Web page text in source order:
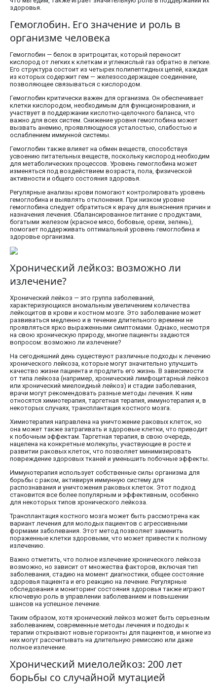
здоровья.
Гемоглобин. Его значение и роль в
организме человека
Гемоглобин — белок в эритроцитах, который переносит
кислород от легких к клеткам и углекислый газ обратно в легкие.
Его структура состоит из четырех полипептидных цепей, каждая
из которых содержит гем — железосодержащее соединение,
позволяющее связываться с кислородом.
Гемоглобин критически важен для организма. Он обеспечивает
клетки кислородом, необходимым для функционирования, и
участвует в поддержании кислотно-щелочного баланса, что
важно для всех систем. Снижение уровня гемоглобина может
вызвать анемию, проявляющуюся усталостью, слабостью и
ослаблением иммунной системы.
Гемоглобин также влияет на обмен веществ, способствуя
усвоению питательных веществ, поскольку кислород необходим
для метаболических процессов. Уровень гемоглобина может
изменяться под воздействием возраста, пола, физической
активности и общего состояния здоровья.
Регулярные анализы крови помогают контролировать уровень
гемоглобина и выявлять отклонения. При низком уровне
гемоглобина следует обратиться к врачу для выяснения причин и
назначения лечения. Сбалансированное питание с продуктами,
богатыми железом (красное мясо, бобовые, орехи, зелень),
помогает поддерживать оптимальный уровень гемоглобина и
здоровье организма.
Хронический лейкоз: возможно ли
излечение?
Хронический лейкоз — это группа заболеваний,
характеризующихся аномальным увеличением количества
лейкоцитов в крови и костном мозге. Это заболевание может
развиваться медленно и в течение длительного времени не
проявляться ярко выраженными симптомами. Однако, несмотря
на свою хроническую природу, многие пациенты задаются
вопросом: возможно ли излечение?
На сегодняшний день существуют различные подходы к лечению
хронического лейкоза, которые могут значительно улучшить
качество жизни пациента и продлить его жизнь. В зависимости
от типа лейкоза (например, хронический лимфоцитарный лейкоз
или хронический миелоидный лейкоз) и стадии заболевания,
врачи могут рекомендовать разные методы лечения. К ним
относятся химиотерапия, таргетная терапия, иммунотерапия и, в
некоторых случаях, трансплантация костного мозга.
Химиотерапия направлена на уничтожение раковых клеток, но
она может также затрагивать и здоровые клетки, что приводит
к побочным эффектам. Таргетная терапия, в свою очередь,
нацелена на конкретные молекулы, участвующие в росте и
развитии раковых клеток, что позволяет минимизировать
повреждение здоровых тканей и уменьшить побочные эффекты.
Иммунотерапия использует собственные силы организма для
борьбы с раком, активируя иммунную систему для
распознавания и уничтожения раковых клеток. Этот подход
становится все более популярным и эффективным, особенно
для некоторых типов хронического лейкоза.
Трансплантация костного мозга может быть рассмотрена как
вариант лечения для молодых пациентов с агрессивными
формами заболевания. Этот метод позволяет заменить
пораженные клетки здоровыми, что может привести к полному
излечению.
Важно отметить, что полное излечение хронического лейкоза
возможно, но зависит от множества факторов, включая тип
заболевания, стадию на момент диагностики, общее состояние
здоровья пациента и его реакцию на лечение. Регулярные
обследования и мониторинг состояния здоровья также играют
ключевую роль в управлении заболеванием и повышении
шансов на успешное лечение.
Таким образом, хотя хронический лейкоз может быть серьезным
заболеванием, современные методы лечения и подходы к
терапии открывают новые горизонты для пациентов, и многие из
них могут рассчитывать на длительную ремиссию или даже
полное излечение.
Хронический миелолейкоз: 200 лет
борьбы со случайной мутацией